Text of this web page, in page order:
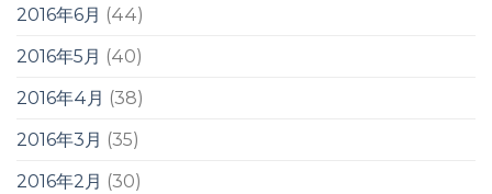
2016年6月 (44)
2016年5月 (40)
2016年4月 (38)
2016年3月 (35)
2016年2月 (30)